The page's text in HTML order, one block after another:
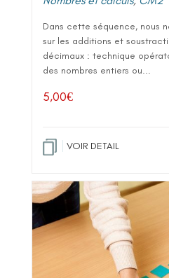
Dans cette séquence, nous
sur les additions et
décimaux : technique
des nombres entiers ou...
5,00€
VOIR DETAIL